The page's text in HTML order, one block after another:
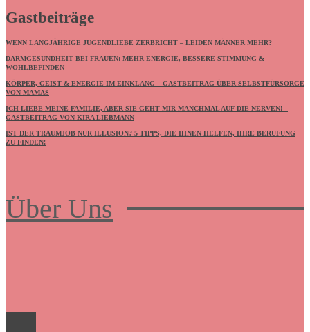
Gastbeiträge
WENN LANGJÄHRIGE JUGENDLIEBE ZERBRICHT – LEIDEN MÄNNER MEHR?
DARMGESUNDHEIT BEI FRAUEN: MEHR ENERGIE, BESSERE STIMMUNG &
WOHLBEFINDEN
KÖRPER, GEIST & ENERGIE IM EINKLANG – GASTBEITRAG ÜBER SELBSTFÜRSORGE
VON MAMAS
ICH LIEBE MEINE FAMILIE, ABER SIE GEHT MIR MANCHMAL AUF DIE NERVEN! –
GASTBEITRAG VON KIRA LIEBMANN
IST DER TRAUMJOB NUR ILLUSION? 5 TIPPS, DIE IHNEN HELFEN, IHRE BERUFUNG
ZU FINDEN!
Über Uns